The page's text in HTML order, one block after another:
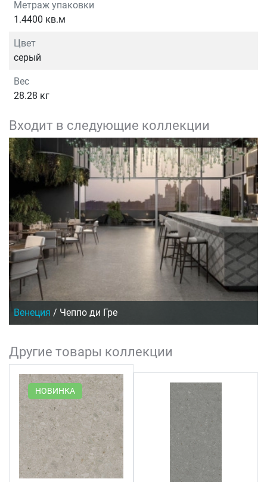
Метраж упаковки
1.4400 кв.м
Цвет
серый
Вес
28.28 кг
Входит в следующие коллекции
Венеция / Чеппо ди Гре
Другие товары коллекции
НОВИНКА